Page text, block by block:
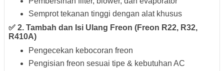
Semprot tekanan tinggi dengan alat khusus
✅ 2. Tambah dan Isi Ulang Freon (Freon R22, R32,
R410A)
Pengecekan kebocoran freon
Pengisian freon sesuai tipe & kebutuhan AC